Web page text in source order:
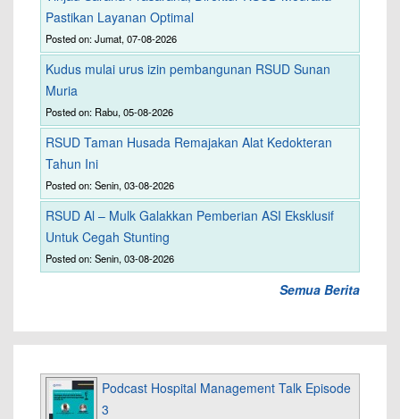
Pastikan Layanan Optimal
Posted on: Jumat, 07-08-2026
Kudus mulai urus izin pembangunan RSUD Sunan
Muria
Posted on: Rabu, 05-08-2026
RSUD Taman Husada Remajakan Alat Kedokteran
Tahun Ini
Posted on: Senin, 03-08-2026
RSUD Al – Mulk Galakkan Pemberian ASI Eksklusif
Untuk Cegah Stunting
Posted on: Senin, 03-08-2026
Semua Berita
Podcast Hospital Management Talk Episode
3